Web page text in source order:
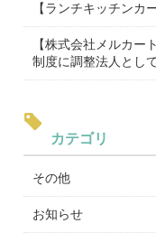
【ランチキッチンカ
【株式会社メルカー
制度に調整法人とし
カテゴリ
その他
お知らせ